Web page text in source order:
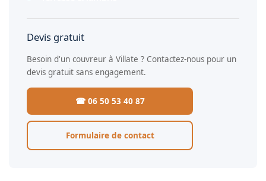
Devis gratuit
Besoin d'un couvreur à Villate ? Contactez-nous pour un
devis gratuit sans engagement.
☎ 06 50 53 40 87
Formulaire de contact